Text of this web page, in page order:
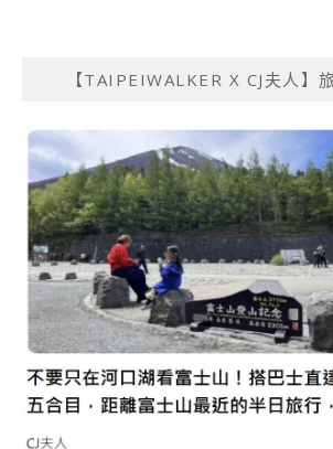
【TAIPEIWALKER X CJ夫人】